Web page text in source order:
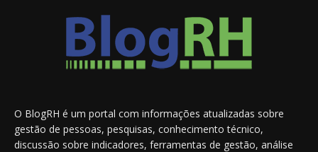
O BlogRH é um portal com informações atualizadas sobre
gestão de pessoas, pesquisas, conhecimento técnico,
discussão sobre indicadores, ferramentas de gestão, análise